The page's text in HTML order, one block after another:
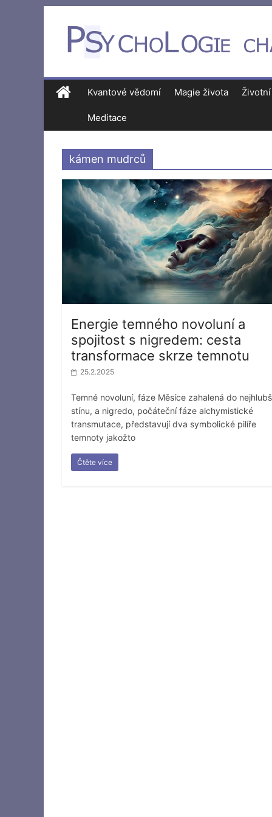
Kvantové vědomí Magie života
Meditace
kámen mudrců
Energie temného novoluní a
spojitost s nigredem: cesta
transformace skrze temnotu
25.2.2025
Temné novoluní, fáze Měsíce zahalená do
stínu, a nigredo, počáteční fáze alchymistické
transmutace, představují dva symbolické pilíře
temnoty jakožto
Čtěte více